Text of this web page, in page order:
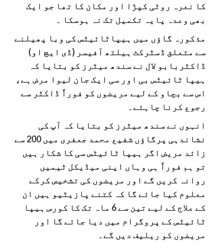
کا نعرہ روٹی کپڑا اور مکان کا تھا جو ایک
بھی وعدہ پایہ تکمیل تک نہ ہوسکا ۔
مذکورہ گاؤں میں ہیپاٹائیٹس کی وبا پھیلنے
سے متعلق ڈسٹرکٹ ہیلتھ آفیسر (ڈی ایچ او)
ڈاکٹربابو لال نے سندھ میٹرز کو بتایا کہ
ہیپا ٹائیٹس بی اور سی ایک جان لیوا مرض ہے،
اس سے بچاو کے لیے مریضوں کو فوراً ڈاکٹر سے
رجوع کرنا چاہئے۔
انہوں نے سندھ میٹرز کو بتایا کہ آپ کی
نشاندہی پرگاؤں شفیع محمد جعفری میں 200 سے
زائد مریض اگر ہیپا ٹائیٹس سی کا شکار ہیں
تو ہم فوراً ہی وہاں اپنی میڈیکل ٹیمیں
روانہ کریں گے اور مریضوں کی تشخیص کرکے
معلوم کیا جائے گا کہ کتنے پازیٹیو ہیں ان
کے علاج کے لیے تین سے 6 ماہ تک کا کورس ہیپا
ٹائیٹس کے پروگرام میں دیا جائے گا اور
مریضوں کو ریلیف دیں گے۔